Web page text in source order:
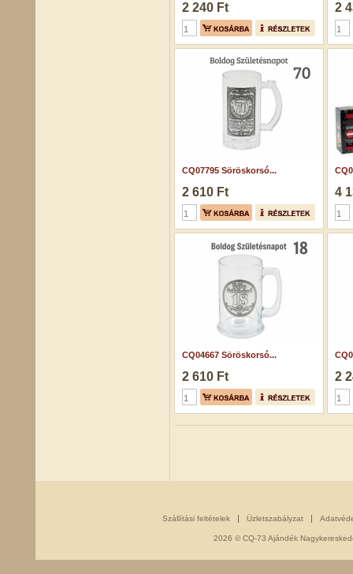
2 240 Ft 2
CQ07795 Söröskorsó...
2 610 Ft 4
CQ04667 Söröskorsó...
2 610 Ft 2
Szállítási feltételek Üzletszabályzat
2026 © CQ-73 Ajándék